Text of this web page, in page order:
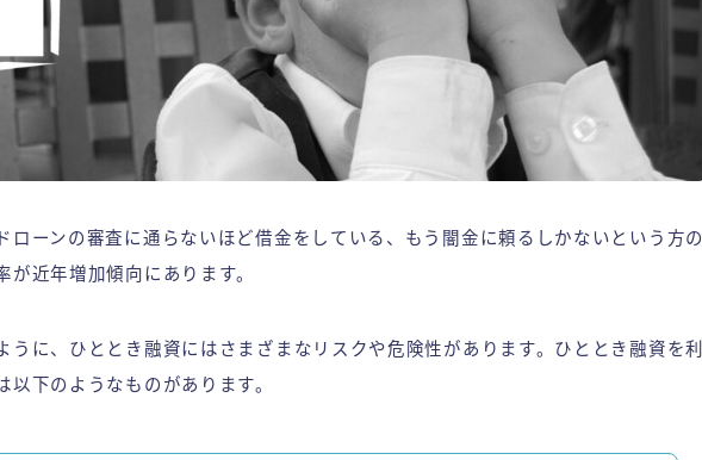
ローンの審査に通らないほど借金をしている、もう闇金に頼るしかないという方の
が近年増加傾向にあります。
うに、ひととき融資にはさまざまなリスクや危険性があります。ひととき融資を利
以下のようなものがあります。